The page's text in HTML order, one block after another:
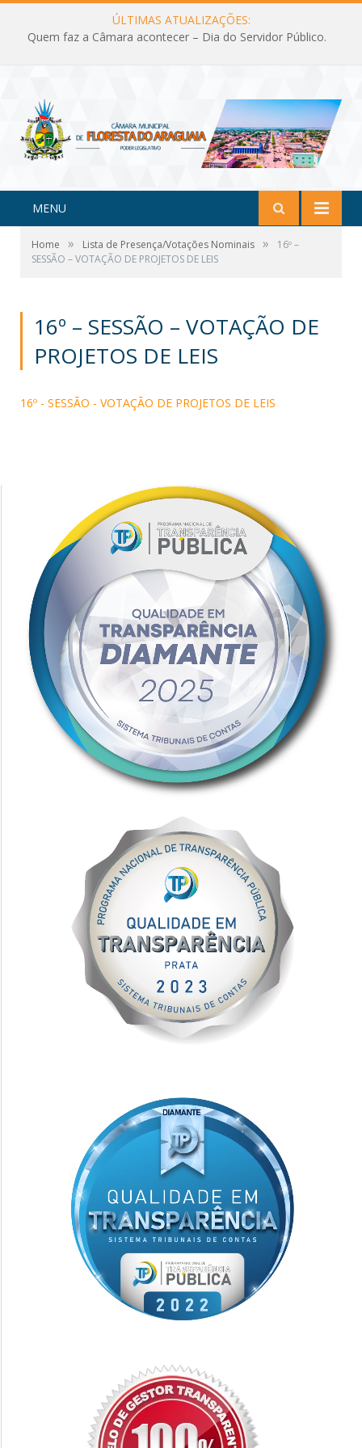
ÚLTIMAS ATUALIZAÇÕES:
Quem faz a Câmara acontecer – Dia do Servidor Público.
MENU
Home » Lista de Presença/Votações Nominais »
16º –
SESSÃO – VOTAÇÃO DE PROJETOS DE LEIS
16º – SESSÃO – VOTAÇÃO DE
PROJETOS DE LEIS
16º - SESSÃO - VOTAÇÃO DE PROJETOS DE LEIS